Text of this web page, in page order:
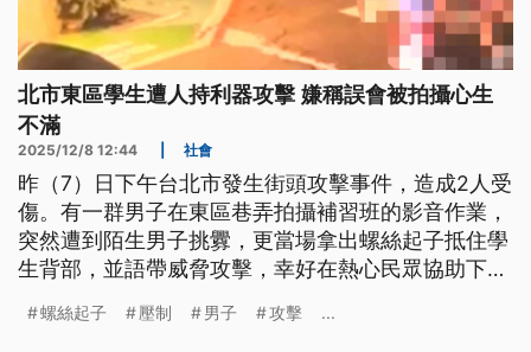
北市東區學生遭人持利器攻擊 嫌稱誤會被拍攝心生
不滿
2025/12/8 12:44 社會
昨（7）日下午台北市發生街頭攻擊事件，造成2人受
傷。有一群男子在東區巷弄拍攝補習班的影音作業，
突然遭到陌生男子挑釁，更當場拿出螺絲起子抵住學
生背部，並語帶威脅攻擊，幸好在熱心民眾協助下順
供稱以為自己被拍，但還是被警方依傷害等罪嫌偵
螺絲起子 壓制 男子 攻擊 ...